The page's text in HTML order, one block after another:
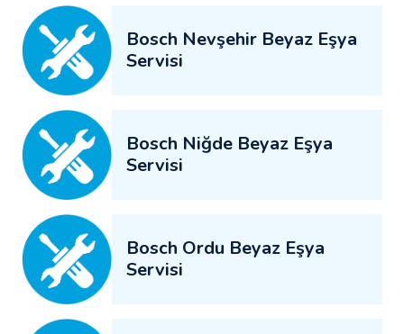
Bosch Nevşehir Beyaz Eşya
Servisi
Bosch Niğde Beyaz Eşya
Servisi
Bosch Ordu Beyaz Eşya
Servisi